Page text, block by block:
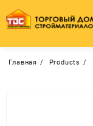
содержимому
Главная Products